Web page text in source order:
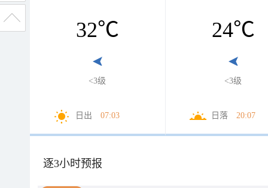
32℃
<3级
日出 07:03
24℃
<3级
日落 20:07
逐3小时预报